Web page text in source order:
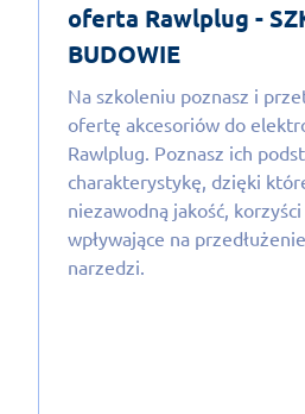
oferta Rawlplug -
BUDOWIE
Na szkoleniu poznasz i
ofertę akcesoriów do
Rawlplug. Poznasz ich
charakterystykę, dzięki
niezawodną jakość,
wpływające na
narzedzi.